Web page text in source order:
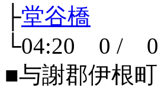
├堂谷橋
└04:20 0 / 0
■与謝郡伊根町